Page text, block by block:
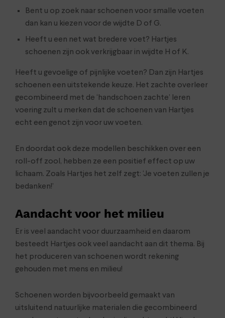
Bent u op zoek naar schoenen voor smalle voeten
dan kan u kiezen voor de wijdte D of G.
Heeft u een net wat bredere voet? Hartjes
schoenen zijn ook verkrijgbaar in wijdte H of K.
Heeft u gevoelige of pijnlijke voeten? Dan zijn Hartjes
schoenen een uitstekende keuze. Het zachte overleer
gecombineerd met de ‘handschoen zachte’ leren
voering zult u merken dat de schoenen van Hartjes
echt een genot zijn voor uw voeten.
En doordat ook deze modellen beschikken over een
roll-off zool, hebben ze een positief effect op uw
lichaam. Zoals Hartjes het zelf zegt: ‘Je voeten zullen je
bedanken!’
Aandacht voor het milieu
Er is veel aandacht voor duurzaamheid en daarom
besteedt Hartjes ook veel aandacht aan dit thema. Bij
het produceren van schoenen wordt rekening
gehouden met mens en milieu!
Schoenen worden bijvoorbeeld gemaakt van
uitsluitend natuurlijke materialen die gecombineerd